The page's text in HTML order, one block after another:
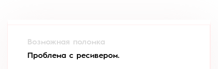
Проблема с ресивером.